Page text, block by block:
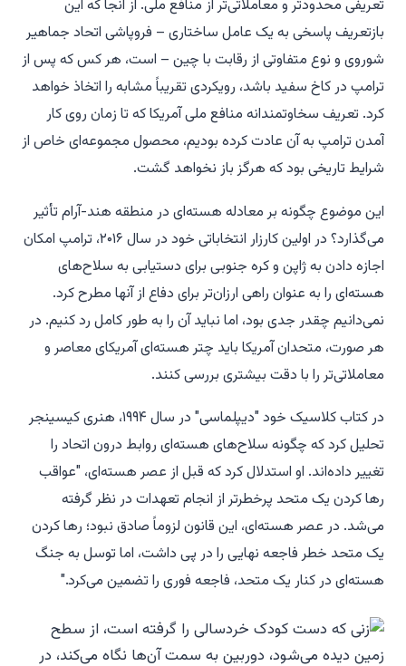
تعریفی محدودتر و معاملاتی‌تر از منافع ملی. از آنجا که این
بازتعریف پاسخی به یک عامل ساختاری – فروپاشی اتحاد جماهیر
شوروی و نوع متفاوتی از رقابت با چین – است، هر کس که پس از
ترامپ در کاخ سفید باشد، رویکردی تقریباً مشابه را اتخاذ خواهد
کرد. تعریف سخاوتمندانه منافع ملی آمریکا که تا زمان روی کار
آمدن ترامپ به آن عادت کرده بودیم، محصول مجموعه‌ای خاص از
شرایط تاریخی بود که هرگز باز نخواهد گشت.
این موضوع چگونه بر معادله هسته‌ای در منطقه هند-آرام تأثیر
می‌گذارد؟ در اولین کارزار انتخاباتی خود در سال ۲۰۱۶، ترامپ امکان
اجازه دادن به ژاپن و کره جنوبی برای دستیابی به سلاح‌های
هسته‌ای را به عنوان راهی ارزان‌تر برای دفاع از آنها مطرح کرد.
نمی‌دانیم چقدر جدی بود، اما نباید آن را به طور کامل رد کنیم. در
هر صورت، متحدان آمریکا باید چتر هسته‌ای آمریکای معاصر و
معاملاتی‌تر را با دقت بیشتری بررسی کنند.
در کتاب کلاسیک خود "دیپلماسی" در سال ۱۹۹۴، هنری کیسینجر
تحلیل کرد که چگونه سلاح‌های هسته‌ای روابط درون اتحاد را
تغییر داده‌اند. او استدلال کرد که قبل از عصر هسته‌ای، "عواقب
رها کردن یک متحد پرخطرتر از انجام تعهدات در نظر گرفته
می‌شد. در عصر هسته‌ای، این قانون لزوماً صادق نبود؛ رها کردن
یک متحد خطر فاجعه نهایی را در پی داشت، اما توسل به جنگ
هسته‌ای در کنار یک متحد، فاجعه فوری را تضمین می‌کرد."